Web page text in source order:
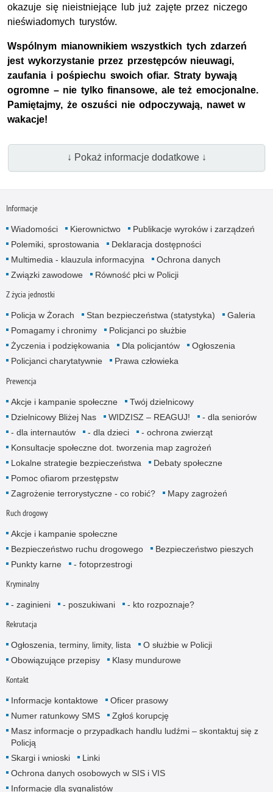
okazuje się nieistniejące lub już zajęte przez niczego
nieświadomych turystów.
Wspólnym mianownikiem wszystkich tych zdarzeń
jest wykorzystanie przez przestępców nieuwagi,
zaufania i pośpiechu swoich ofiar. Straty bywają
ogromne – nie tylko finansowe, ale też emocjonalne.
Pamiętajmy, że oszuści nie odpoczywają, nawet w
wakacje!
↓ Pokaż informacje dodatkowe ↓
Informacje
Wiadomości Kierownictwo
Publikacje wyroków i zarządzeń
Polemiki, sprostowania
Deklaracja dostępności
Multimedia - klauzula informacyjna
Ochrona danych
Związki zawodowe
Równość płci w Policji
Z życia jednostki
Policja w Żorach Stan bezpieczeństwa (statystyka)
Galeria
Pomagamy i chronimy
Policjanci po służbie
Życzenia i podziękowania
Dla policjantów
Ogłoszenia
Policjanci charytatywnie
Prawa człowieka
Prewencja
Akcje i kampanie społeczne
Twój dzielnicowy
Dzielnicowy Bliżej Nas
WIDZISZ – REAGUJ!
- dla senio­rów
- dla internautów
- dla dzieci
- ochrona zwierząt
Konsultacje społeczne dot. tworzenia map zagrożeń
Lokalne strategie bezpieczeństwa
Debaty społeczne
Pomoc ofiarom przestępstw
Zagrożenie terrorystyczne - co robić?
Mapy zagrożeń
Ruch drogowy
Akcje i kampanie społeczne
Bezpieczeństwo ruchu drogowego
Bezpieczeństwo pieszych
Punkty karne
- fotoprzestrogi
Kryminalny
- zaginieni - poszukiwani - kto rozpoznaje?
Rekrutacja
Ogłoszenia, terminy, limity, lista
O służbie w Policji
Obowiązujące przepisy
Klasy mundurowe
Kontakt
Informacje kontaktowe
Oficer prasowy
Numer ratunkowy SMS
Zgłoś korupcję
Masz informacje o przypadkach handlu ludźmi – skontaktuj się z
Policją
Skargi i wnioski
Linki
Ochrona danych osobowych w SIS i VIS
Informacje dla sygnalistów